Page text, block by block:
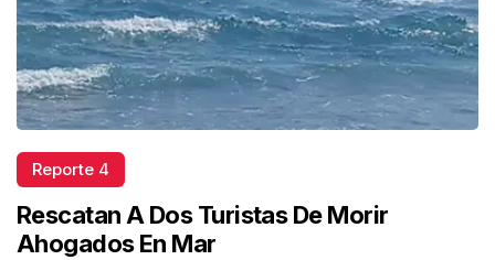
Reporte 4
Rescatan A Dos Turistas De Morir
Ahogados En Mar